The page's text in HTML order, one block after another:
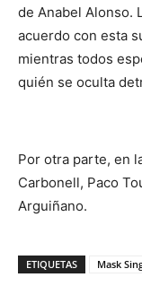
de Anabel Alonso.
acuerdo con esta
mientras todos
quién se oculta
Por otra parte, en
Carbonell, Paco
Arguiñano.
ETIQUETAS Mask